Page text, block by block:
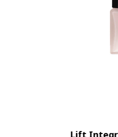
Lift Integral